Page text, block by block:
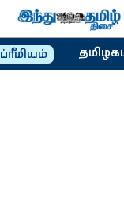
ப்ரீமியம்